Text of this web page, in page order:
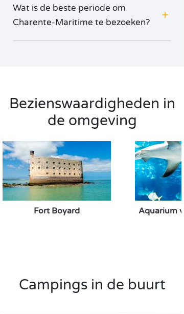
Wat is de beste periode om
Charente-Maritime te bezoeken?
Bezienswaardigheden in
de omgeving
Fort Boyard Aquarium
Campings in de buurt